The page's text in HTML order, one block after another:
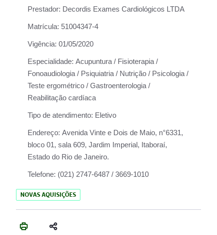
Prestador: Decordis Exames Cardiológicos LTDA
Matrícula: 51004347-4
Vigência: 01/05/2020
Especialidade: Acupuntura / Fisioterapia /
Fonoaudiologia / Psiquiatria / Nutrição / Psicologia /
Teste ergométrico / Gastroenterologia /
Reabilitação cardíaca
Tipo de atendimento: Eletivo
Endereço: Avenida Vinte e Dois de Maio, n°6331,
bloco 01, sala 609, Jardim Imperial, Itaboraí,
Estado do Rio de Janeiro.
Telefone: (021) 2747-6487 / 3669-1010
NOVAS AQUISIÇÕES